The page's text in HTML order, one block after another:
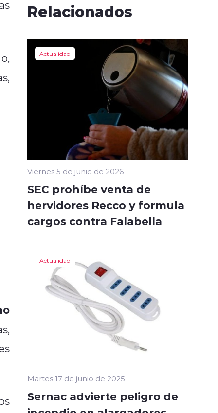
Relacionados
Actualidad
Viernes 5 de junio de 2026
SEC prohíbe venta de
hervidores Recco y formula
cargos contra Falabella
Actualidad
Martes 17 de junio de 2025
Sernac advierte peligro de